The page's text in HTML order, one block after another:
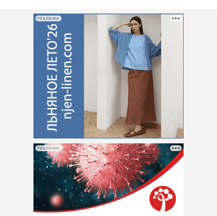
РЕКЛАМА
РЕКЛАМА